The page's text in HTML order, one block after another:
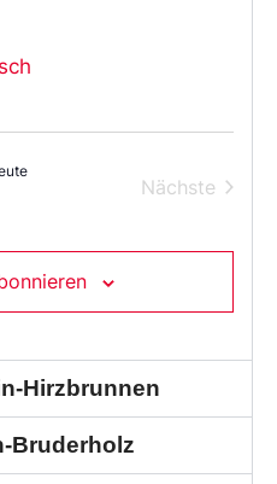
Nächste
Hirzbrunnen
Bruderholz